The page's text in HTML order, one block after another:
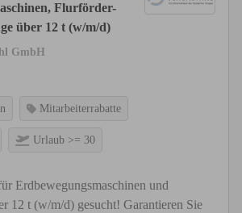
Flurförder-
über 12 t (w/m/d)
GmbH
Mitarbeiterrabatte
Urlaub >= 30
Erdbewegungsmaschinen und
12 t (w/m/d) gesucht! Garantieren Sie